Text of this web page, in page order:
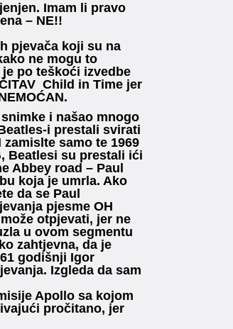
Imam li pravo
– NE!!
pjevača koji su na
ne mogu to
po teškoći izvedbe
Child in Time jer
i našao mnogo
i prestali svirati
samo te 1969
Beatlesi su prestali ići
Abbey road – Paul
koja je umrla. Ako
da se Paul
pjesme OH
otpjevati, jer ne
u ovom segmentu
zahtjevna, da je
godišnji Igor
Izgleda da sam
Apollo sa kojom
pročitano, jer